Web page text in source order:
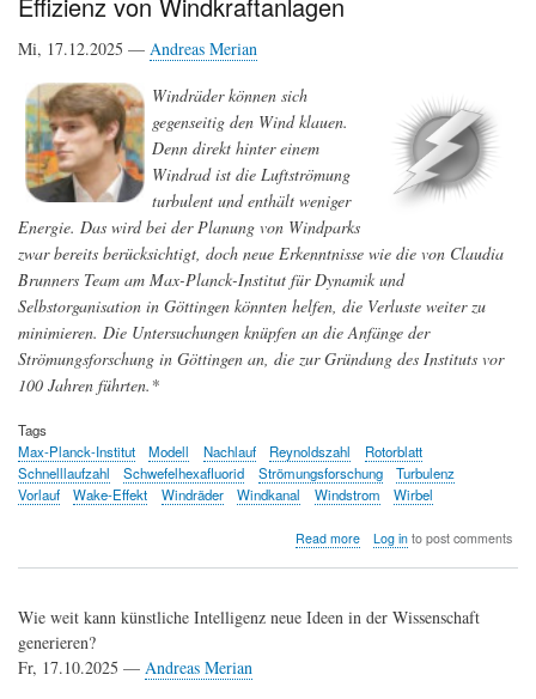
Effizienz von Windkraftanlagen
Mi, 17.12.2025 — Andreas Merian
Windräder können sich
gegenseitig den Wind klauen.
Denn direkt hinter einem
Windrad ist die Luftströmung
turbulent und enthält weniger
Energie. Das wird bei der Planung von Windparks
zwar bereits berücksichtigt, doch neue Erkenntnisse wie die von Claudia
Brunners Team am Max-Planck-Institut für Dynamik und
Selbstorganisation in Göttingen könnten helfen, die Verluste weiter zu
minimieren. Die Untersuchungen knüpfen an die Anfänge der
Strömungsforschung in Göttingen an, die zur Gründung des Instituts vor
100 Jahren führten.*
Tags
Max-Planck-Institut
Modell Nachlauf Reynoldszahl
Rotorblatt
Schnelllaufzahl
Schwefelhexafluorid Strömungsforschung
Turbulenz
Vorlauf
Wake-Effekt Windräder Windkanal Windstrom Wirbel
Read moreabout
verbesserte
Log into post comments
Wie weit kann künstliche Intelligenz neue Ideen in der Wissenschaft
generieren?
Fr, 17.10.2025 — Andreas Merian